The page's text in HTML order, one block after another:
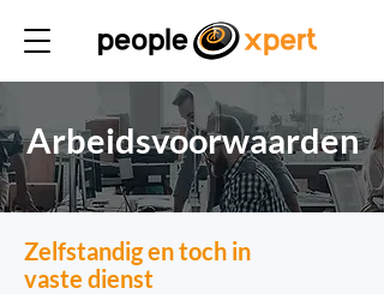
Arbeidsvoorwaarden
Zelfstandig en toch in
vaste dienst